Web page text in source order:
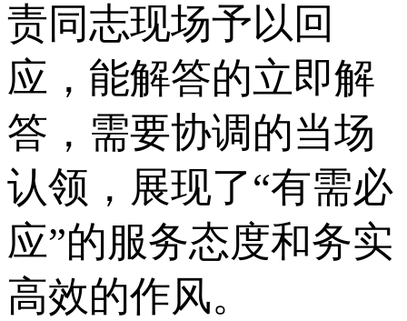
责同志现场予以回
应，能解答的立即解
答，需要协调的当场
认领，展现了“有需必
应”的服务态度和务实
高效的作风。